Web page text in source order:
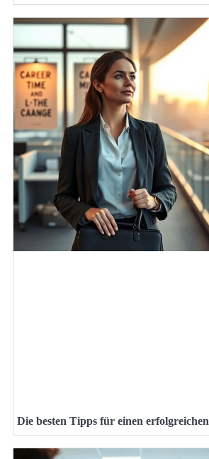
Die besten Tipps für einen